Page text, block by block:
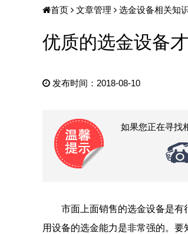
首页 文章管理 选金设备相关知
优质的选金设备
发布时间：2018-08-10
如果您正在寻找
市面上面销售的选金设备是有很
用设备的选金能力是非常强的。